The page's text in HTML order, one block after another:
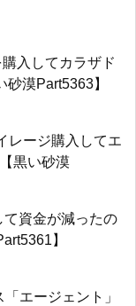
入してカラザド
漠Part5363】
レージ購入してエ
黒い砂漠
資金が減ったの
】
エージェント」